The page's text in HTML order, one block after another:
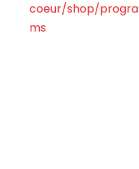
coeur/shop/progra
ms